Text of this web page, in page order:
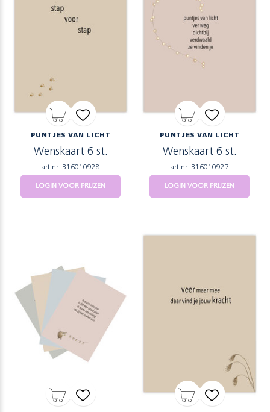
PUNTJES VAN LICHT
Wenskaart 6 st.
art.nr: 316010928
LOGIN VOOR PRIJZEN
PUNTJES VAN LICHT
Wenskaart 6 st.
art.nr: 316010927
LOGIN VOOR PRIJZEN